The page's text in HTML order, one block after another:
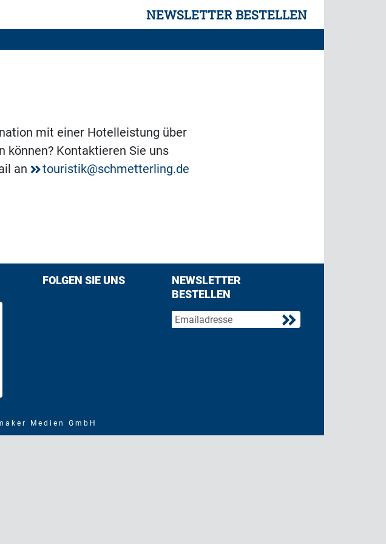
NEWSLETTER BESTELLEN
mit einer Hotelleistung über
können? Kontaktieren Sie uns
an
touristik@schmetterling.de
FOLGEN SIE UNS
NEWSLETTER
BESTELLEN
Medien GmbH